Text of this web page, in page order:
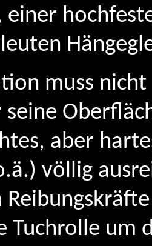
einer
muss
aber
völlig
Tuchrolle um